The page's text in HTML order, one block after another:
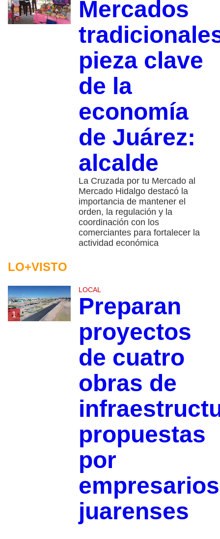
Mercados
pieza clave
de la
economía
de Juárez:
alcalde
La Cruzada por tu Mercado al
Mercado Hidalgo destacó la
importancia de mantener el
orden, la regulación y la
coordinación con los
comerciantes para fortalecer la
actividad económica
LO+VISTO
1
LOCAL
Preparan
proyectos
de cuatro
obras de
propuestas
por
empresarios
juarenses